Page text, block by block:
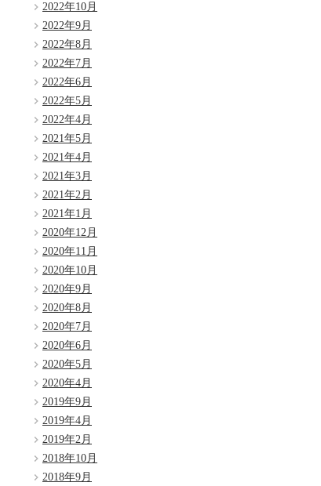
2022年10月
2022年9月
2022年8月
2022年7月
2022年6月
2022年5月
2022年4月
2021年5月
2021年4月
2021年3月
2021年2月
2021年1月
2020年12月
2020年11月
2020年10月
2020年9月
2020年8月
2020年7月
2020年6月
2020年5月
2020年4月
2019年9月
2019年4月
2019年2月
2018年10月
2018年9月